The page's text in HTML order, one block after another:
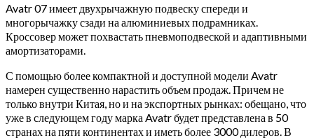
Avatr 07 имеет двухрычажную подвеску спереди и
многорычажку сзади на алюминиевых подрамниках.
Кроссовер может похвастать пневмоподвеской и адаптивными
амортизаторами.
С помощью более компактной и доступной модели Avatr
намерен существенно нарастить объем продаж. Причем не
только внутри Китая, но и на экспортных рынках: обещано, что
уже в следующем году марка Avatr будет представлена в 50
странах на пяти континентах и иметь более 3000 дилеров. В